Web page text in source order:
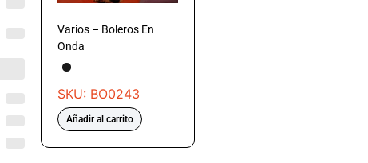
Varios – Boleros En
Onda
SKU: BO0243
Añadir al carrito